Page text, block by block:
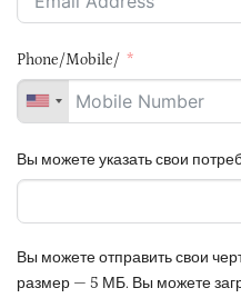
Phone/Mobile/
Вы можете указать свои
Вы можете отправить свои
размер — 5 МБ. Вы можете